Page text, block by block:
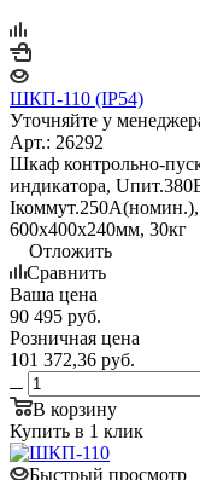
ШКП-110 (IP54)
Уточняйте у
Арт.: 26292
Шкаф контрольно-
индикатора,
Iкоммут.250А(номин.),
600х400х240мм, 30кг
Отложить
Сравнить
Ваша цена
90 495 руб.
Розничная цена
101 372,36 руб.
В корзину
Купить в 1 клик
Быстрый просмотр